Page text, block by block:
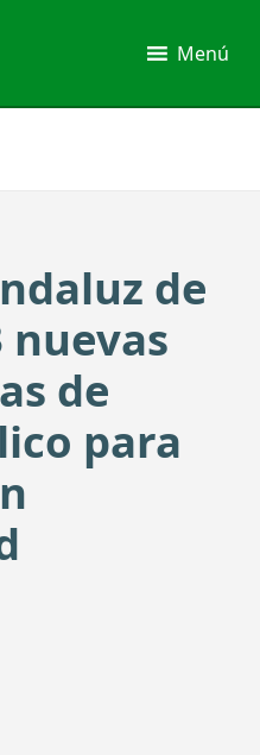
Menú
de
nuevas
de
para